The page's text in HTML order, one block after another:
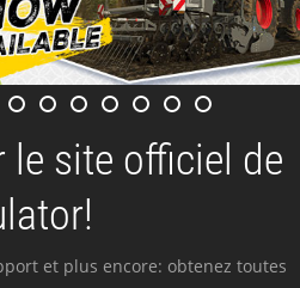
le site officiel de
et plus encore: obtenez toutes